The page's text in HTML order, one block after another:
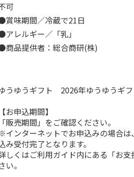
可
賞味期間／冷蔵で21日
アレルギー／「乳」
商品提供者：総合商研(株)
うゆうギフト 2026年ゆうゆうギ
【お申込期間】
「販売期間」をご確認ください。
インターネットでお申込みの場合
み受付完了となります。
しくはご利用ガイド内にある「お
い。